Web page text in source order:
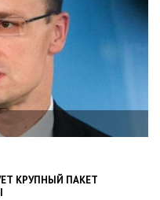
22.01.2024
НАЦПОЛІЦІЯ ЛЯКАЄ